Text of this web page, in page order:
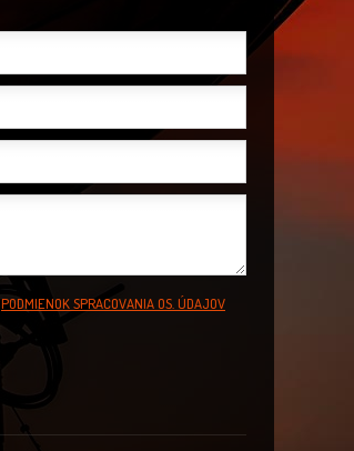
PODMIENOK SPRACOVANIA OS. ÚDAJOV